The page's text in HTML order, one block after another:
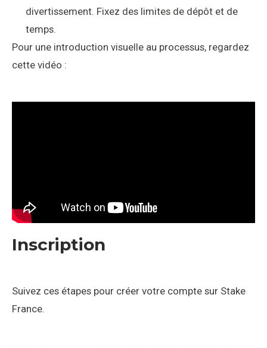
divertissement. Fixez des limites de dépôt et de
temps.
Pour une introduction visuelle au processus, regardez
cette vidéo :
Inscription
Suivez ces étapes pour créer votre compte sur Stake
France.